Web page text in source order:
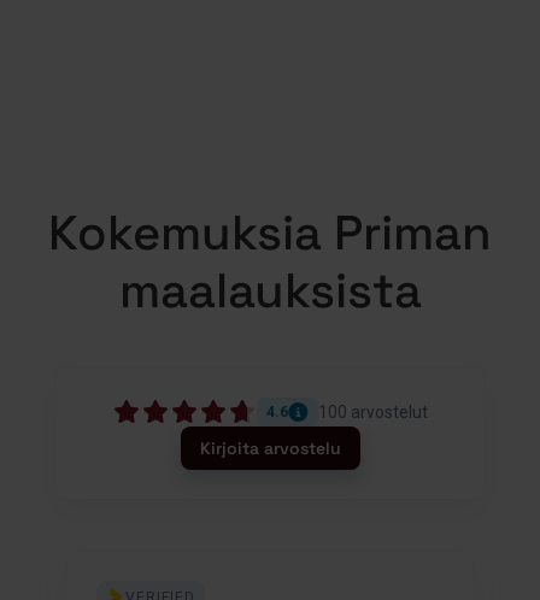
Kokemuksia Priman
maalauksista
4.6 100 arvostelut
Kirjoita arvostelu